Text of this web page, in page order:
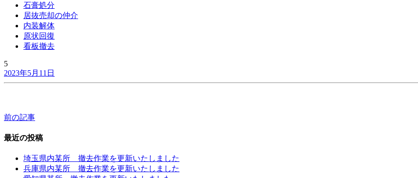
石膏処分
居抜売却の仲介
内装解体
原状回復
看板撤去
5
2023年5月11日
投
稿
前の記事
最近の投稿
埼玉県内某所 撤去作業を更新いたしました
兵庫県内某所 撤去作業を更新いたしました